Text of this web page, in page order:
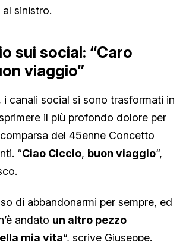
sinistro.
sui social: “Caro
viaggio”
i canali social si sono trasformati in
il più profondo dolore per
del 45enne Concetto
“Ciao Ciccio, buon viaggio“,
di abbandonarmi per sempre, ed
andato un altro pezzo
mia vita“, scrive Giuseppe.